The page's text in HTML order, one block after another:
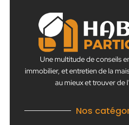
Une multitude de conseils
immobilier, et entretien de la
au mieux et trouver de
Nos